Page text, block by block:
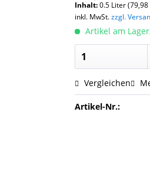
Inhalt:0.5 Liter
inkl. MwSt.zzgl.
Artikel am
Vergleichen
Artikel-Nr.: